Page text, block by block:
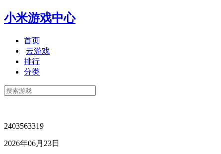
小米游戏中心
首页
云游戏
排行
分类
2403563319
2026年06月23日